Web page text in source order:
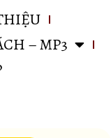
– MP3